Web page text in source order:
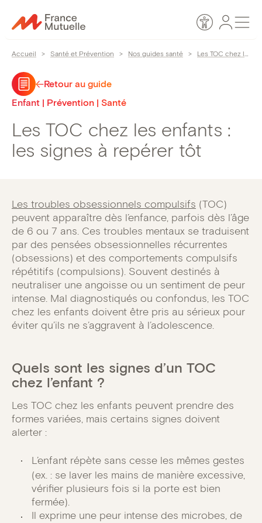
au
Accessibilité
Espace
Accueil > Santé et Prévention > Nos guides santé > Les TOC chez les enfants : les signes à repérer tôt
Retour au guide
Enfant | Prévention | Santé
Les TOC chez les enfants :
les signes à repérer tôt
Les troubles obsessionnels compulsifs (TOC)
peuvent apparaître dès l’enfance, parfois dès l’âge
de 6 ou 7 ans. Ces troubles mentaux se traduisent
par des pensées obsessionnelles récurrentes
(obsessions) et des comportements compulsifs
répétitifs (compulsions). Souvent destinés à
neutraliser une angoisse ou un sentiment de peur
intense. Mal diagnostiqués ou confondus, les TOC
chez les enfants doivent être pris au sérieux pour
éviter qu’ils ne s’aggravent à l’adolescence.
Quels sont les signes d’un TOC
chez l’enfant ?
Les TOC chez les enfants peuvent prendre des
formes variées, mais certains signes doivent
alerter :
L’enfant répète sans cesse les mêmes gestes
(ex. : se laver les mains de manière excessive,
vérifier plusieurs fois si la porte est bien
fermée).
Il exprime une peur intense des microbes, de